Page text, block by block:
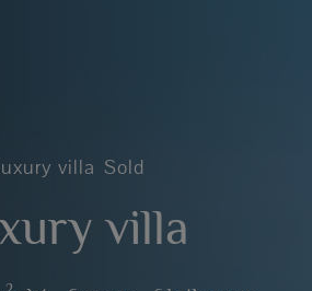
villa Sold
villa